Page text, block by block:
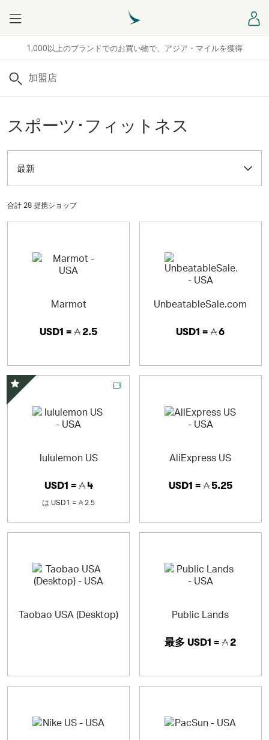
1,000以上のブランドでのお買い物で、アジア・マイルを獲得
Menu
検索
スポーツ･フィットネス
最新
合計 28 提携ショップ
Marmot
USD1 = 2.5
UnbeatableSale.com
USD1 = 6
lululemon US
USD1 = 4
は USD1 = 2.5
スペシャルオファー
AliExpress US
USD1 = 5.25
Taobao USA (Desktop) Public Lands
最多 USD1 = 2